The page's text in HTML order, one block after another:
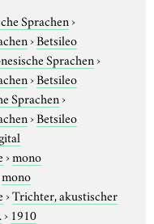
Sprachen›
›Betsileo
Sprachen›
›Betsileo
Sprachen›
›Betsileo
›mono
mono
›Trichter, akustischer
› 1910